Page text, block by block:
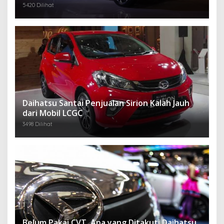
5420 Dilihat
Daihatsu Santai Penjualan Sirion Kalah Jauh
dari Mobil LCGC
3498 Dilihat